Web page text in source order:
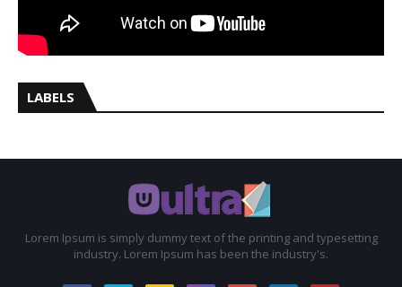
LABELS
Lorem Ipsum is simply dummy text of the printing and typesetting
industry. Lorem Ipsum has been the industry's.